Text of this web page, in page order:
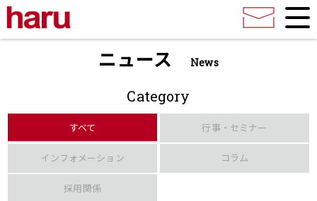
ニュース News
Category
すべて 行事・セミナー
インフォメーション コラム
採用関係